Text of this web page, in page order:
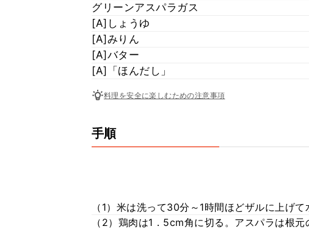
グリーンアスパラガス
[A]しょうゆ
[A]みりん
[A]バター
[A]「ほんだし」
料理を安全に楽しむための注意事項
手順
（1）米は洗って30分～1時間ほどザルに上げて
（2）鶏肉は1．5cm角に切る。アスパラは根